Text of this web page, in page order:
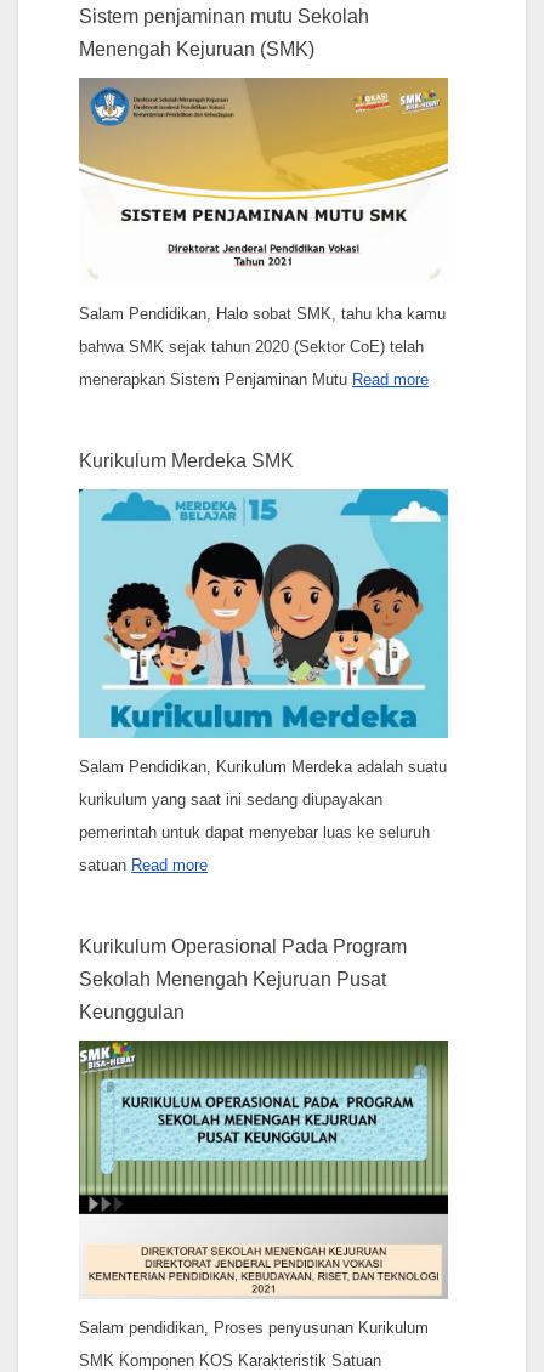
Sistem penjaminan mutu Sekolah
Menengah Kejuruan (SMK)
Salam Pendidikan, Halo sobat SMK, tahu kha kamu
bahwa SMK sejak tahun 2020 (Sektor CoE) telah
menerapkan Sistem Penjaminan Mutu Read more
Kurikulum Merdeka SMK
Salam Pendidikan, Kurikulum Merdeka adalah suatu
kurikulum yang saat ini sedang diupayakan
pemerintah untuk dapat menyebar luas ke seluruh
satuan Read more
Kurikulum Operasional Pada Program
Sekolah Menengah Kejuruan Pusat
Keunggulan
Salam pendidikan, Proses penyusunan Kurikulum
SMK Komponen KOS Karakteristik Satuan